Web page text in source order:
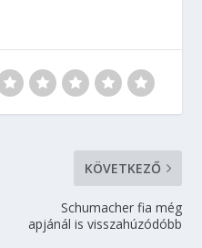
KÖVETKEZŐ
Schumacher fia még
apjánál is visszahúzódóbb